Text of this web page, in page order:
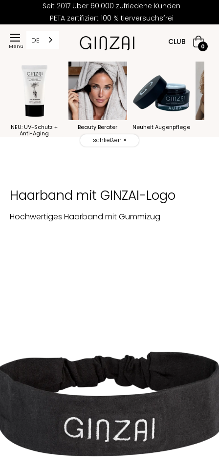
Seit 2017 über 60.000 zufriedene Kunden
PETA zertifiziert 100 % tierversuchsfrei
CLUB 0
DE
NEU: UV-Schutz +
Anti-Aging
Beauty Berater Neuheit Augenpflege
schließen ×
Haarband mit GINZAI-Logo
Hochwertiges Haarband mit Gummizug